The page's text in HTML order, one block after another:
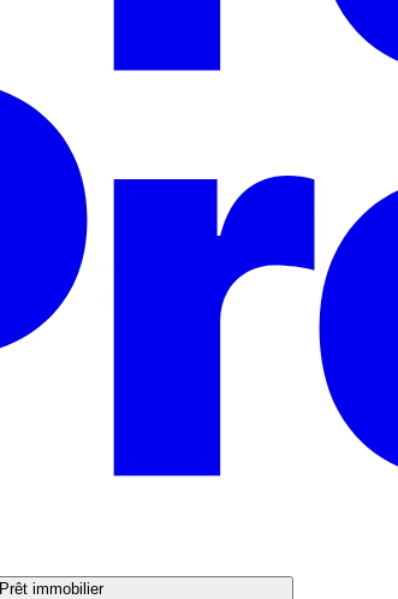
Prêt immobilier